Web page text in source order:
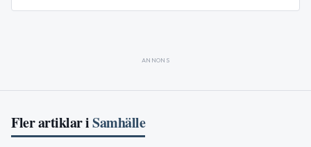
ANNONS
Fler artiklar iSamhälle